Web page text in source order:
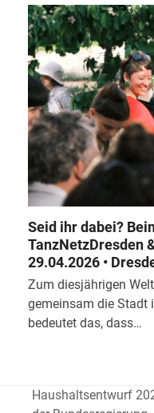
Seid ihr dabei?
TanzNetzDresden
29.04.2026 •
Zum diesjährigen
gemeinsam die Stadt
bedeutet das, dass…
Haushaltsentwurf